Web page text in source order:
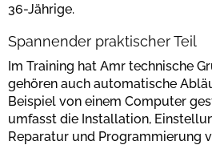
36-Jährige.
Spannender praktischer Teil
Im Training hat Amr technische
gehören auch automatische
Beispiel von einem Computer
umfasst die Installation,
Reparatur und Programmierung